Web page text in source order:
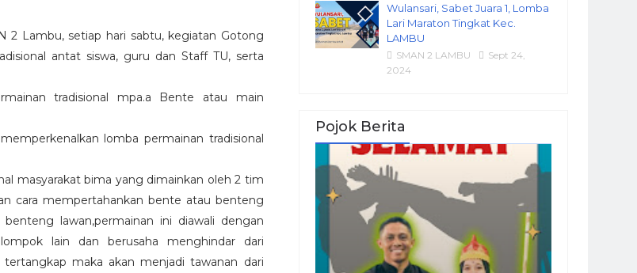
2 Lambu, setiap hari sabtu, kegiatan Gotong
antat siswa, guru dan Staff TU, serta
tradisional mpa.a Bente atau main
lomba permainan tradisional
masyarakat bima yang dimainkan oleh 2 tim
cara mempertahankan bente atau benteng
lawan,permainan ini diawali dengan
lain dan berusaha menghindar dari
maka akan menjadi tawanan dari
Wulansari, Sabet Juara 1, Lomba
Lari Maraton Tingkat Kec.
LAMBU
SMAN 2 LAMBU
Sept 24,
2024
Pojok Berita